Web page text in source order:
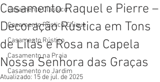
Casamento Clássico
Casamento Rústico Chique
Casamento Rústico
Casamento na Praia
Casamento no Jardim
Casamento Raquel e Pierre –
Decoração Rústica em Tons
de Lilás e Rosa na Capela
Nossa Senhora das Graças
Atualizado: 15 de jul. de 2025